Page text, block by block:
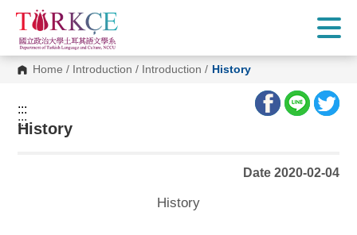
G
C
Home / Introduction / Introduction / History
:::
:::
History
Date 2020-02-04
History